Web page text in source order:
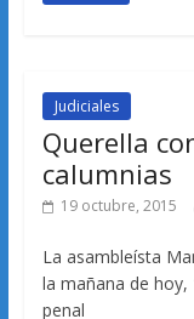
Judiciales
Querella
calumnias
19 octubre, 2015
La asambleísta
la mañana de hoy,
penal